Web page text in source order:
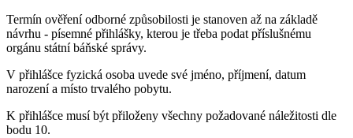
Termín ověření odborné způsobilosti je stanoven až na základě
návrhu - písemné přihlášky, kterou je třeba podat příslušnému
orgánu státní báňské správy.
V přihlášce fyzická osoba uvede své jméno, příjmení, datum
narození a místo trvalého pobytu.
K přihlášce musí být přiloženy všechny požadované náležitosti dle
bodu 10.